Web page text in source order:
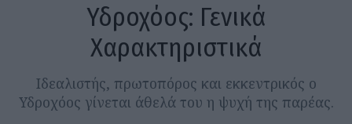
Υδροχόος: Γενικά
Χαρακτηριστικά
Ιδεαλιστής, πρωτοπόρος και εκκεντρικός ο
Υδροχόος γίνεται άθελά του η ψυχή της παρέας.